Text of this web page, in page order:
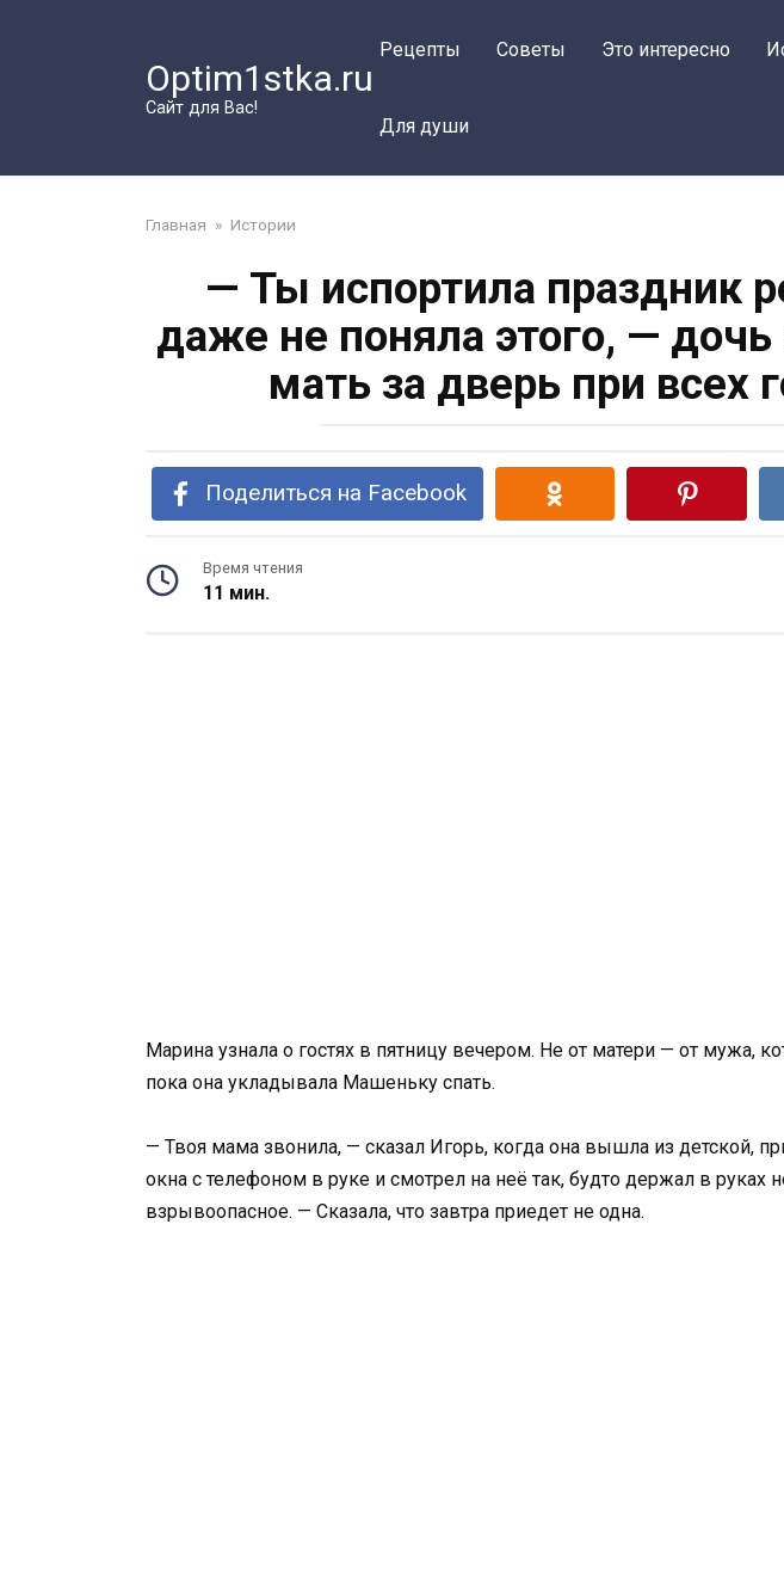
Optim1stka.ru
Сайт для Вас!
Рецепты Советы Это интересно
Для души
Главная » Истории
— Ты испортила праздник
даже не поняла этого, —
мать за дверь при всех
Поделиться на Facebook
Время чтения
11 мин.
Марина узнала о гостях в пятницу вечером. Не от матери — от мужа,
пока она укладывала Машеньку спать.
— Твоя мама звонила, — сказал Игорь, когда она вышла из детской,
окна с телефоном в руке и смотрел на неё так, будто держал в руках
взрывоопасное. — Сказала, что завтра приедет не одна.